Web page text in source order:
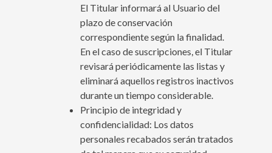
El Titular informará al Usuario del
plazo de conservación
correspondiente según la finalidad.
En el caso de suscripciones, el Titular
revisará periódicamente las listas y
eliminará aquellos registros inactivos
durante un tiempo considerable.
Principio de integridad y
confidencialidad: Los datos
personales recabados serán tratados